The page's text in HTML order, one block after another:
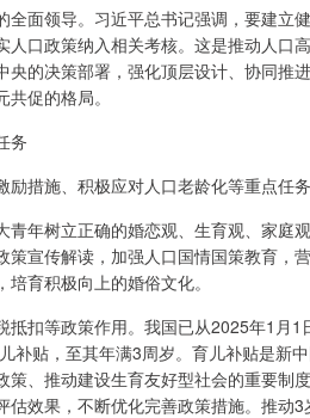
全面领导。习近平总书记强调，要建立
人口政策纳入相关考核。这是推动人口
的决策部署，强化顶层设计、协同推
促的格局。
务
励措施、积极应对人口老龄化等重点任
青年树立正确的婚恋观、生育观、家
策宣传解读，加强人口国情国策教育，
育积极向上的婚俗文化。
抵扣等政策作用。我国已从2025年1
补贴，至其年满3周岁。育儿补贴是新
策、推动建设生育友好型社会的重要制
效果，不断优化完善政策措施。推动